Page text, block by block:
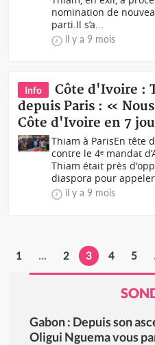
nomination de
parti.Il s’a...
il y a 9 mois
Info
Côte d'Ivoire :
depuis Paris : «
Côte d'Ivoire en 7
Thiam à ParisEn tête
contre le 4ᵉ mandat
Thiam était près
diaspora pour
il y a 9 mois
1 ... 2 3 4 5
Gabon : Depuis son
Oligui Nguema vous